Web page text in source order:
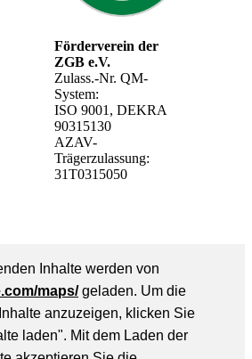
Förderverein der
ZGB e.V.
Zulass.-Nr. QM-
System:
ISO 9001, DEKRA
90315130
AZAV-
Trägerzulassung:
31T0315050